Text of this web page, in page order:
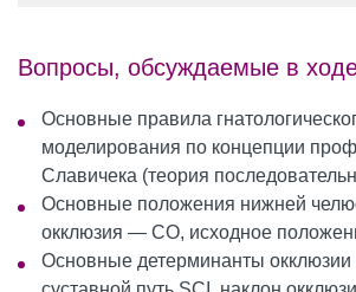
Вопросы, обсуждаемые в
Основные правила
моделирования по концепции
Славичека (теория
Основные положения нижней
окклюзия — CO, исходное
Основные детерминанты окклюзии